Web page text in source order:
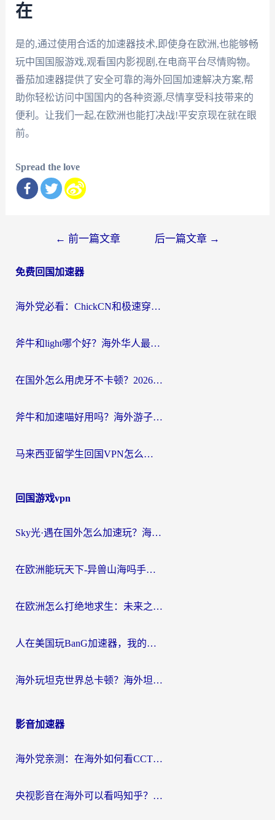
在
是的,通过使用合适的加速器技术,即使身在欧洲,也能够畅
玩中国国服游戏,观看国内影视剧,在电商平台尽情购物。
番茄加速器提供了安全可靠的海外回国加速解决方案,帮
助你轻松访问中国国内的各种资源,尽情享受科技带来的
便利。让我们一起,在欧洲也能打决战!平安京现在就在眼
前。
Spread the love
导
← 前一篇文章 后一篇文章 →
免费回国加速器
海外党必看：ChickCN和极速穿梭VPN好用吗？3招教你选对回国加速器无缝刷国内资源
斧牛和light哪个好？海外华人最关心的回国加速器选择难题，一篇讲透
在国外怎么用虎牙不卡顿？2026海外华人亲测有效的回国加速器选择指南
斧牛和加速喵好用吗？海外游子的真实选择困境
马来西亚留学生回国VPN怎么选？3个避坑点+1款实测好用的加速器推荐
回国游戏vpn
Sky光·遇在国外怎么加速玩？海外党亲测有效的国服游戏加速指南
在欧洲能玩天下-异兽山海吗手游？海外玩家的加速器生存指南
在欧洲怎么打绝地求生：未来之役不卡？留学生亲测的加速器避坑指南
人在美国玩BanG加速器，我的延迟终于绿了
海外玩坦克世界总卡顿？海外坦克世界加速器有哪些？实测好用的选择在这里
影音加速器
海外党亲测：在海外如何看CCTV？告别“仅限大陆播放”的实用指南
央视影音在海外可以看吗知乎？留学生亲测：3步解决地域限制+追剧自由